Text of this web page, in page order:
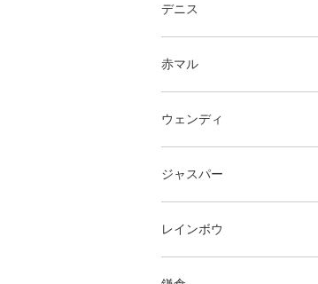
デニス
赤マル
ウェンディ
ジャスパー
レインボウ